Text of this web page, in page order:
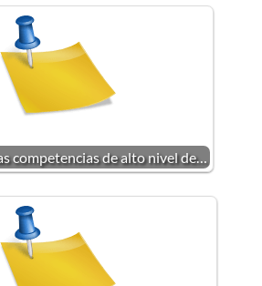
competencias de alto nivel de…